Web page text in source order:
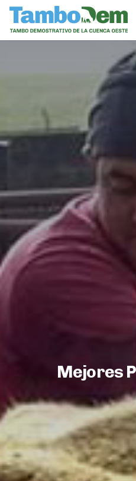
Mejores